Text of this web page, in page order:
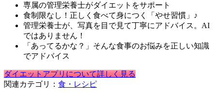
専属の管理栄養士がダイエットをサポート
食制限なし！正しく食べて身につく「やせ習慣」♪
管理栄養士が、写真を目で見て丁寧にアドバイス。AI
ではありません！
「あってるかな？」そんな食事のお悩みを正しい知識
でアドバイス
ダイエットアプリについて詳しく見る
関連カテゴリ： 食・レシピ